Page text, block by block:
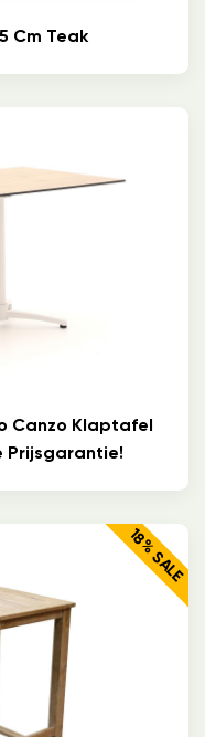
Cm Teak
Canzo Klaptafel
Prijsgarantie!
18% SALE